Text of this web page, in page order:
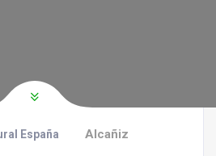
España Alcañiz